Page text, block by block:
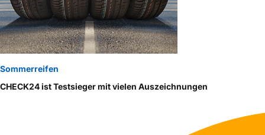
Sommerreifen
CHECK24 ist Testsieger mit vielen Auszeichnungen